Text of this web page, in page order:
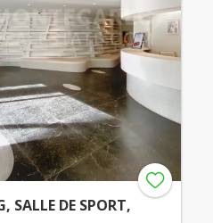
SALLE DE SPORT,